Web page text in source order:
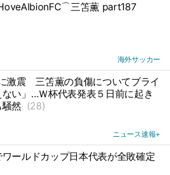
三笘薫 part187
海外サッカー
激震
三笘薫の負傷についてブライ
ない」…Ｗ杯代表発表５日前に起き
然 (28)
ニュース速報+
ールドカップ日本代表が全敗確定